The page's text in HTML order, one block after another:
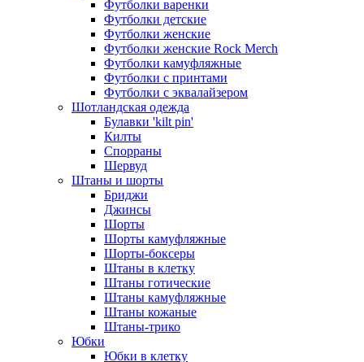
Футболки варенки
Футболки детские
Футболки женские
Футболки женские Rock Merch
Футболки камуфляжные
Футболки с принтами
Футболки с эквалайзером
Шотландская одежда
Булавки 'kilt pin'
Килты
Спорраны
Шервуд
Штаны и шорты
Бриджи
Джинсы
Шорты
Шорты камуфляжные
Шорты-боксеры
Штаны в клетку
Штаны готические
Штаны камуфляжные
Штаны кожаные
Штаны-трико
Юбки
Юбки в клетку